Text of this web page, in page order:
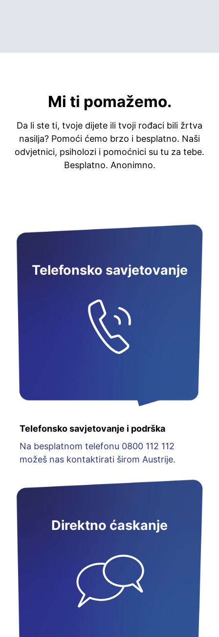
Mi ti pomažemo.
Da li ste ti, tvoje dijete ili tvoji rođaci bili žrtva
nasilja? Pomoći ćemo brzo i besplatno. Naši
odvjetnici, psiholozi i pomoćnici su tu za tebe.
Besplatno. Anonimno.
Telefonsko savjetovanje
Telefonsko savjetovanje i podrška
Na besplatnom telefonu 0800 112 112
možeš nas kontaktirati širom Austrije.
Direktno ćaskanje